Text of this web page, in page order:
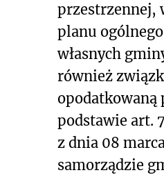
przestrzennej,
planu
własnych
również
opodatkowaną
podstawie art.
z dnia 08
samorządzie